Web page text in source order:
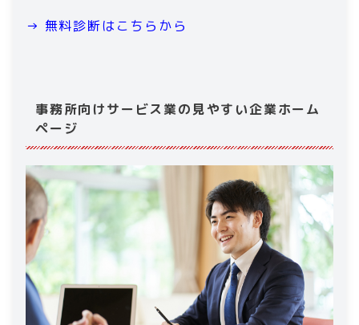
→ 無料診断はこちらから
事務所向けサービス業の見やすい企業ホーム
ページ